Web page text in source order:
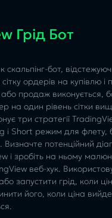
Грід Бот
скальпінг-бот,
сітку ордерів на купівлю
продаж виконується,
на один рівень сітки
три стратегії
і Short режим для флету,
потенційний
і зробіть на ньому
веб-хук.
запустити грід, коли
його, коли ціна